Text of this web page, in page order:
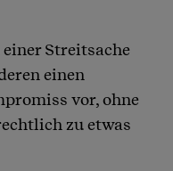
Streitsache
einen
vor, ohne
zu etwas